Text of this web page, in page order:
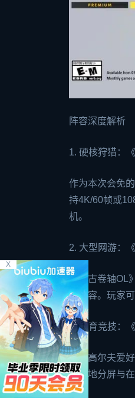
X
阵容深度解析
1. 硬核狩猎：
作为本次会免
持4K/60帧或
机。
2. 大型网游：
《上古卷轴OL
展内容。玩家
3. 体育竞技：
对于高尔夫爱
持本地分屏与